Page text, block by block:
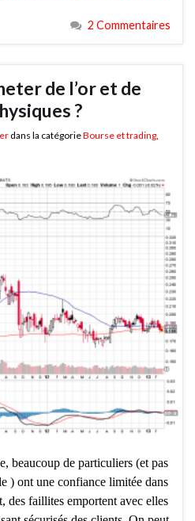
2 Commentaires
de l’or et de
?
dans la catégorieBourse et trading,
beaucoup de particuliers (et pas
) ont une confiance limitée dans
des faillites emportent avec elles